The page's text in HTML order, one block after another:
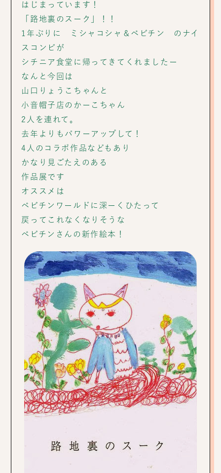
はじまっています！
「路地裏のスーク」！！
1年ぶりに ミシャコシャ＆ベビチン のナイ
スコンビが
シチニア食堂に帰ってきてくれましたー
なんと今回は
山口りょうこちゃんと
小音帽子店のかーこちゃん
2人を連れて。
去年よりもパワーアップして！
4人のコラボ作品などもあり
かなり見ごたえのある
作品展です
オススメは
ベビチンワールドに深ーくひたって
戻ってこれなくなりそうな
ベビチンさんの新作絵本！